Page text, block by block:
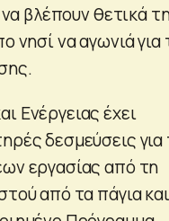
βλέπουν θετικά
νησί να αγωνιά για
Ενέργειας έχει
δεσμεύσεις για
εργασίας από τη
από τα πάγια και